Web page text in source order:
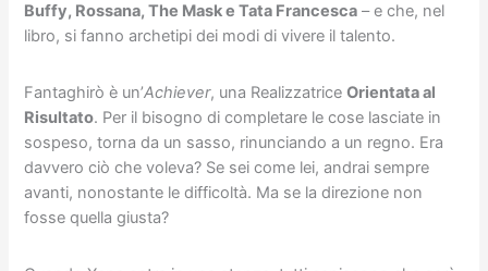
Buffy, Rossana, The Mask e Tata Francesca – e che, nel
libro, si fanno archetipi dei modi di vivere il talento.
Fantaghirò è un’Achiever, una RealizzatriceOrientata al
Risultato. Per il bisogno di completare le cose lasciate in
sospeso, torna da un sasso, rinunciando a un regno. Era
davvero ciò che voleva? Se sei come lei, andrai sempre
avanti, nonostante le difficoltà. Ma se la direzione non
fosse quella giusta?